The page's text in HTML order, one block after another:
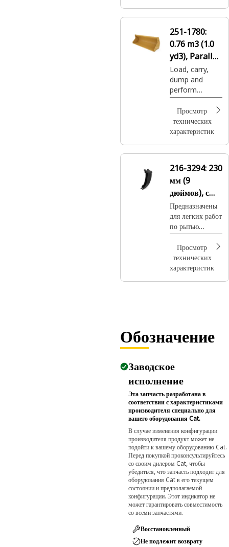
251-1780:
0.76 m3 (1.0
yd3), Parallel
Lift Pin On,
Base Edge
Load, carry,
dump and
perform
general clean-
up work.
Просмотр
технических
характеристик
216-3294: 230
мм (9
дюймов), с
креплением
на пальцах
Предназначены
для легких работ
по рытью
траншей в
мягком грунте
или глине.
Просмотр
технических
характеристик
Обозначение
Заводское
исполнение
Эта запчасть разработана в
соответствии с характеристиками
производителя специально для
вашего оборудования Cat.
В случае изменения конфигурации
производителя продукт может не
подойти к вашему оборудованию Cat.
Перед покупкой проконсультируйтесь
со своим дилером Cat, чтобы
убедиться, что запчасть подходит для
оборудования Cat в его текущем
состоянии и предполагаемой
конфигурации. Этот индикатор не
может гарантировать совместимость
со всеми запчастями.
Восстановленный
Не подлежит возврату